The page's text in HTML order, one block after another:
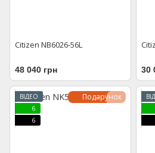
Citizen NB6026-56L
48 040 грн 30
Подарунок
ВІДЕО
6
6